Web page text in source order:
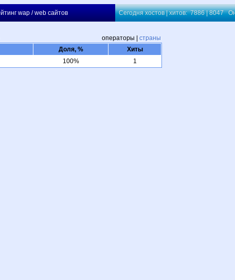
wap / web сайтов Сегодня хостов | хитов: 7886 | 8047
операторы | страны
Доля, %
Хиты
100% 1